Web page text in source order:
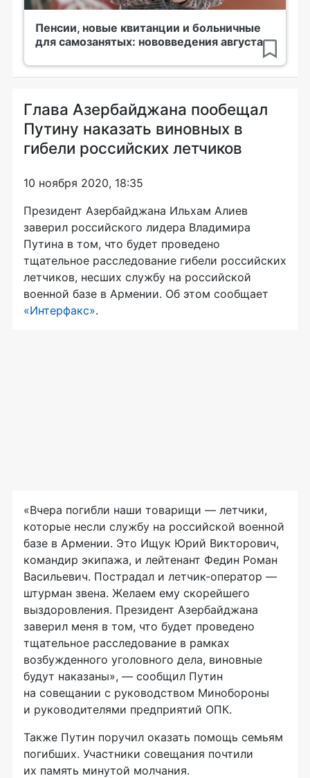
Пенсии, новые квитанции и больничные
для самозанятых: нововведения августа
Глава Азербайджана пообещал
Путину наказать виновных в
гибели российских летчиков
10 ноября 2020, 18:35
Президент Азербайджана Ильхам Алиев
заверил российского лидера Владимира
Путина в том, что будет проведено
тщательное расследование гибели российских
летчиков, несших службу на российской
военной базе в Армении. Об этом сообщает
«Интерфакс».
«Вчера погибли наши товарищи — летчики,
которые несли службу на российской военной
базе в Армении. Это Ищук Юрий Викторович,
командир экипажа, и лейтенант Федин Роман
Васильевич. Пострадал и летчик-оператор —
штурман звена. Желаем ему скорейшего
выздоровления. Президент Азербайджана
заверил меня в том, что будет проведено
тщательное расследование в рамках
возбужденного уголовного дела, виновные
будут наказаны», — сообщил Путин
на совещании с руководством Минобороны
и руководителями предприятий ОПК.
Также Путин поручил оказать помощь семьям
погибших. Участники совещания почтили
их память минутой молчания.